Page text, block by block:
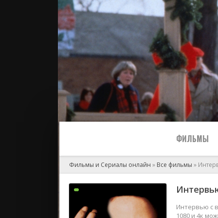
ФИЛЬМЫ
2024
Фильмы и Сериалы онлайн » Все фильмы »
Интервью с
1080 и 4к